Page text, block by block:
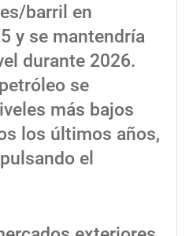
barril en
y se mantendría
durante 2026.
se
más bajos
los últimos años,
el